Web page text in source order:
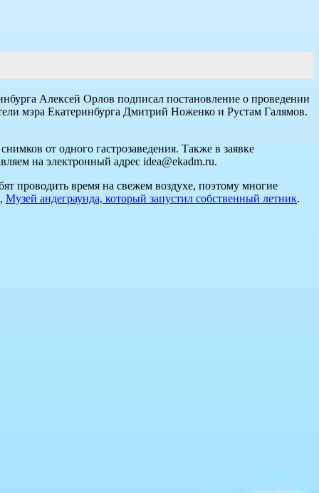
Алексей Орлов подписал постановление о проведении
мэра Екатеринбурга Дмитрий Ноженко и Рустам Галямов.
от одного гастрозаведения. Также в заявке
на электронный адрес idea@ekadm.ru.
проводить время на свежем воздухе, поэтому многие
Музей андеграунда, который запустил собственный летник.